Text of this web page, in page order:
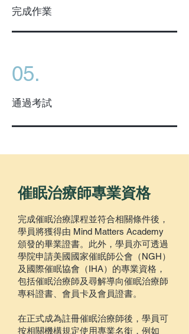
完成作業
05.
通過考試
催眠治療師專業資格
完成催眠治療課程並符合相關條件後，
學員將獲得由 Mind Matters Academy
頒發的畢業證書。此外，學員亦可透過
學院申請美國國家催眠師公會（NGH）
及國際催眠協會（IHA）的專業資格，
包括催眠治療師及尋解導向催眠治療師
專科證書、會員卡及會員證書。
在正式成為註冊催眠治療師後，學員可
按相關機構規定使用專業名銜，例如